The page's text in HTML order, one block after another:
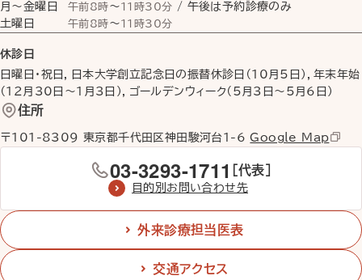
月〜金曜日
午前8時〜11時30分 / 午後は予約診療のみ
土曜日
午前8時〜11時30分
休診日
日曜日・祝日，日本大学創立記念日の振替休診日（10月5日），年末年始
（12月30日〜1月3日），ゴールデンウィーク（5月3日〜5月6日）
住所
〒101-8309 東京都千代田区神田駿河台1-6Google Map
03-3293-1711 ［代表］
目的別お問い合わせ先
外来診療担当医表
交通アクセス